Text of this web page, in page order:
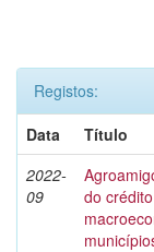
Registos:
Data
Título
2022-
09
do